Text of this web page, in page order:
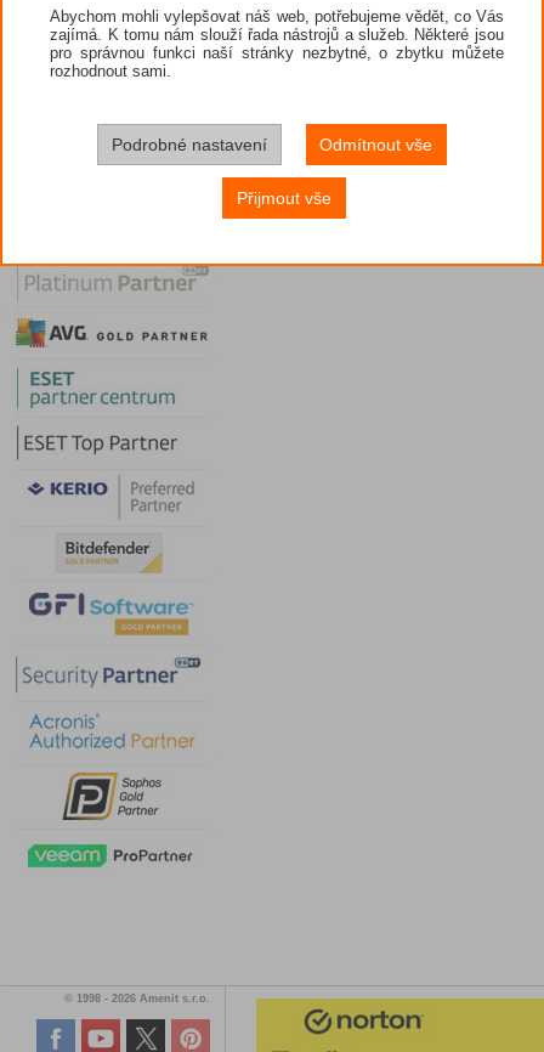
Obchodní podmínky
Prodejci
Nástroje
Potřebuji poradit
© 1998 - 2026 Amenit s.r.o.
Abychom mohli vylepšovat náš web, potřebujeme vědět, co Vás
zajímá. K tomu nám slouží řada nástrojů a služeb. Některé jsou
pro správnou funkci naší stránky nezbytné, o zbytku můžete
rozhodnout sami.
Podrobné nastavení Odmítnout vše
Přijmout vše